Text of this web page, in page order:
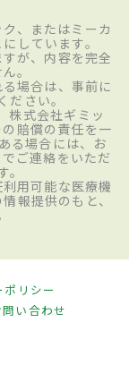
、またはミーカ
しています。
が、内容を完全
。
場合は、事前に
さい。
株式会社ギミッ
賠償の責任を一
る場合には、お
ご連絡をいただ
用可能な医療機
報提供のもと、
リシー
問い合わせ